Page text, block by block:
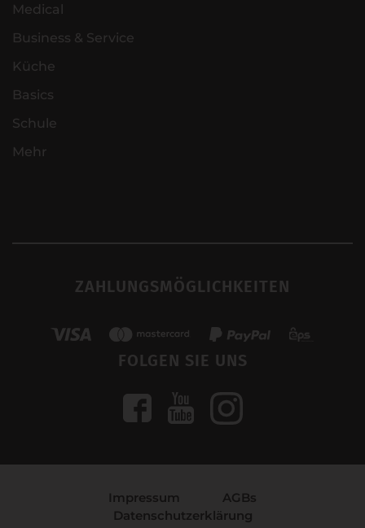
Medical
Business & Service
Küche
Basics
Schule
Mehr
ZAHLUNGSMÖGLICHKEITEN
FOLGEN SIE UNS
Impressum
AGBs
Datenschutzerklärung